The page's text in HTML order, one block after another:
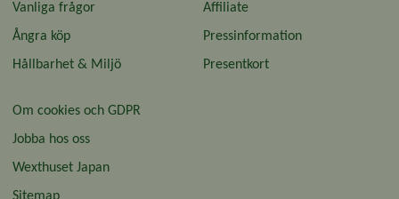
Vanliga frågor
Ångra köp
Hållbarhet & Miljö
Affiliate
Pressinformation
Presentkort
Om cookies och GDPR
Jobba hos oss
Wexthuset Japan